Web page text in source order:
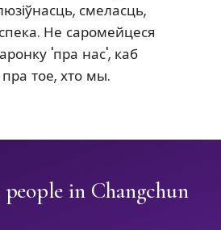
смеласць,
Не саромейцеся
'пра нас', каб
тое, хто мы.
in Changchun